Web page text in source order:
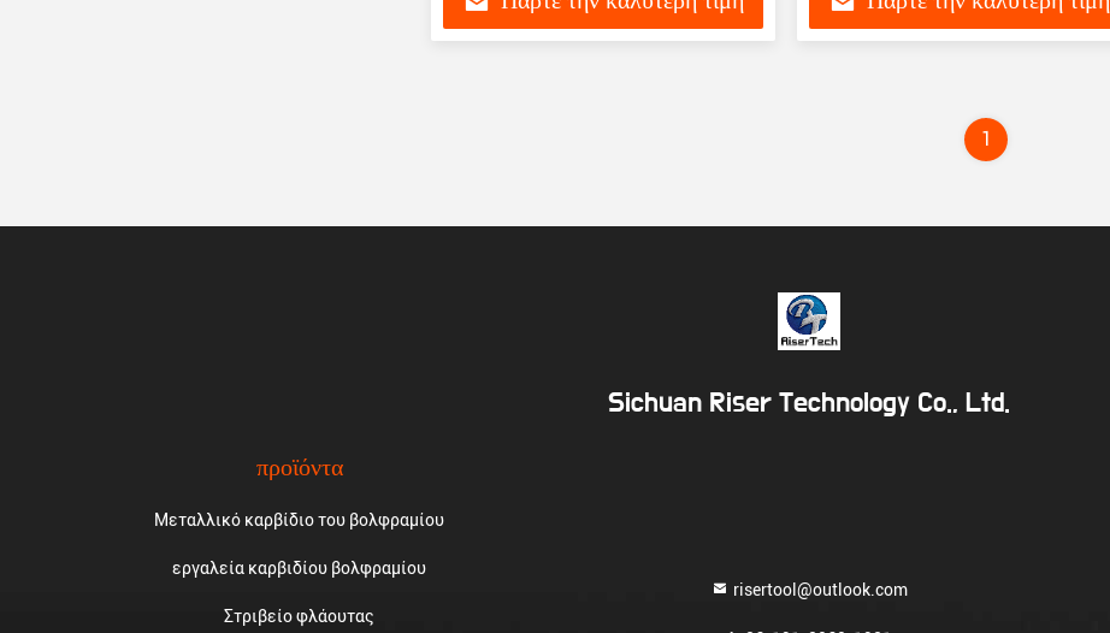
1
Sichuan Riser Technology Co., Ltd.
προϊόντα
Μεταλλικό καρβίδιο του βολφραμίου
εργαλεία καρβιδίου βολφραμίου
Στριβείο φλάουτας
risertool@outlook.com